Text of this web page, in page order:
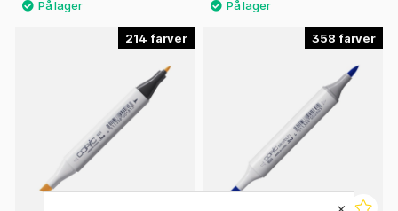
214 358